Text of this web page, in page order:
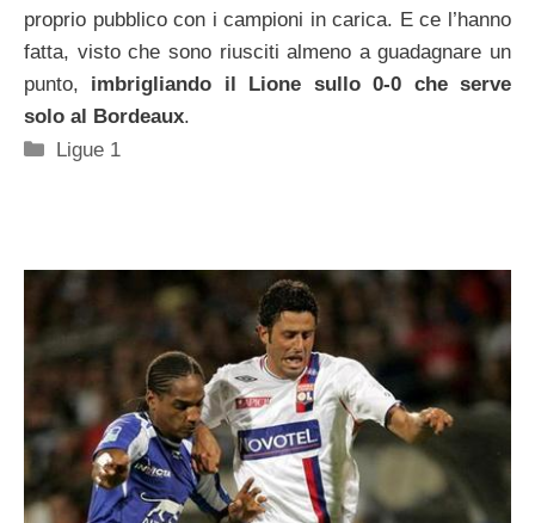
proprio pubblico con i campioni in carica. E ce l’hanno
fatta, visto che sono riusciti almeno a guadagnare un
punto, imbrigliando il Lione sullo 0-0 che serve
solo al Bordeaux.
Categorie
Ligue 1